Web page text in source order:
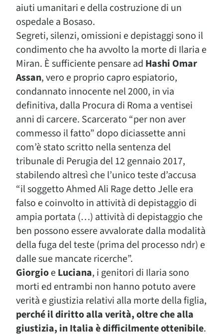
aiuti umanitari e della costruzione di un
ospedale a Bosaso.
Segreti, silenzi, omissioni e depistaggi sono il
condimento che ha avvolto la morte di Ilaria e
Miran. È sufficiente pensare ad Hashi Omar
Assan, vero e proprio capro espiatorio,
condannato innocente nel 2000, in via
definitiva, dalla Procura di Roma a ventisei
anni di carcere. Scarcerato “per non aver
commesso il fatto” dopo diciassette anni
com’è stato scritto nella sentenza del
tribunale di Perugia del 12 gennaio 2017,
stabilendo altresì che l’unico teste d’accusa
“il soggetto Ahmed Ali Rage detto Jelle era
falso e coinvolto in attività di depistaggio di
ampia portata (…) attività di depistaggio che
ben possono essere avvalorate dalla modalità
della fuga del teste (prima del processo ndr) e
dalle sue mancate ricerche”.
GiorgioeLuciana, i genitori di Ilaria sono
morti ed entrambi non hanno potuto avere
verità e giustizia relativi alla morte della figlia,
perché il diritto alla verità, oltre che alla
giustizia, in Italia è difficilmente ottenibile.